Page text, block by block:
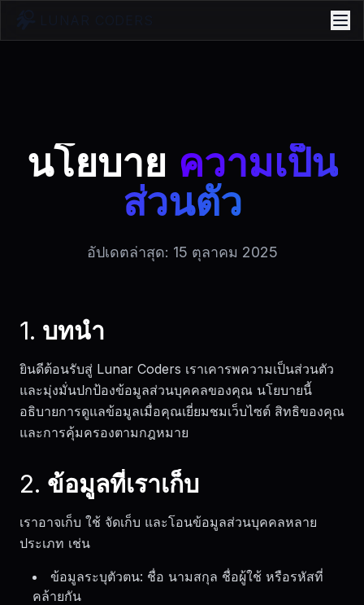
นโยบาย ความเป็น
ส่วนตัว
อัปเดตล่าสุด: 15 ตุลาคม 2025
1. บทนำ
ยินดีต้อนรับสู่ Lunar Coders เราเคารพความเป็นส่วนตัว
และมุ่งมั่นปกป้องข้อมูลส่วนบุคคลของคุณ นโยบายนี้
อธิบายการดูแลข้อมูลเมื่อคุณเยี่ยมชมเว็บไซต์ สิทธิของคุณ
และการคุ้มครองตามกฎหมาย
2. ข้อมูลที่เราเก็บ
เราอาจเก็บ ใช้ จัดเก็บ และโอนข้อมูลส่วนบุคคลหลาย
ประเภท เช่น
ข้อมูลระบุตัวตน: ชื่อ นามสกุล ชื่อผู้ใช้ หรือรหัสที่
คล้ายกัน